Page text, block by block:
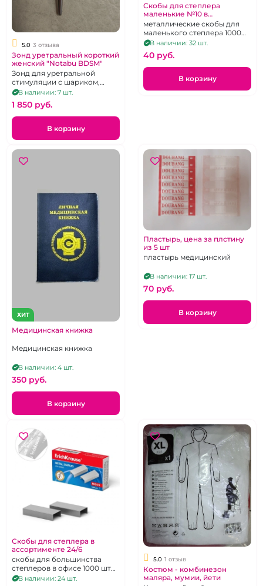
5.0 3 отзыва
Зонд уретральный короткий
женский "Notabu BDSM"
Зонд для уретральной
стимуляции с шариком,
металл
В наличии: 7 шт.
1 850 pуб.
В корзину
Скобы для степлера
маленькие №10 в
ассортименте
металлические скобы для
маленького степлера 1000
шт в упаковке
В наличии: 32 шт.
40 pуб.
В корзину
ХИТ
Медицинская книжка
Медицинская книжка
В наличии: 4 шт.
350 pуб.
В корзину
Пластырь, цена за плстину
из 5 шт
пластырь медицинский
В наличии: 17 шт.
70 pуб.
В корзину
Скобы для степлера в
ассортименте 24/6
скобы для большинства
степлеров в офисе 1000 шт
бренды производителей в
В наличии: 24 шт.
5.0 1 отзыв
Костюм - комбинезон
маляра, мумии, йети